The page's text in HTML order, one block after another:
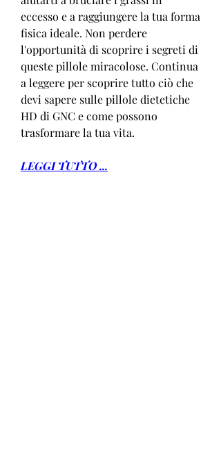
eccesso e a raggiungere la tua forma
fisica ideale. Non perdere
l'opportunità di scoprire i segreti di
queste pillole miracolose. Continua
a leggere per scoprire tutto ciò che
devi sapere sulle pillole dietetiche
HD di GNC e come possono
trasformare la tua vita.
LEGGI TUTTO ...